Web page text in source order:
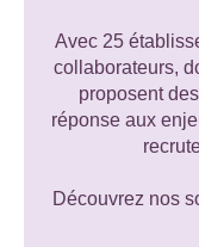
Avec 25
collaborateurs,
proposent
réponse aux
Découvrez nos